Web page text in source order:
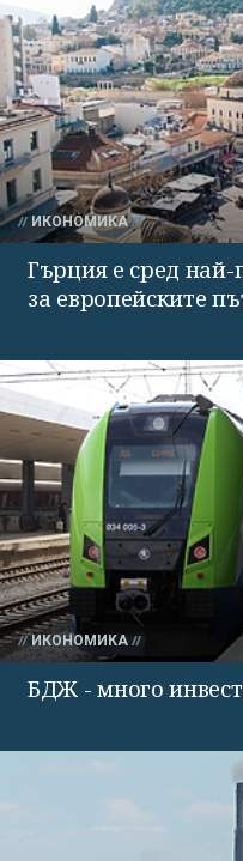
ИКОНОМИКА
Гърция е сред
за европейските
ИКОНОМИКА
БДЖ - много